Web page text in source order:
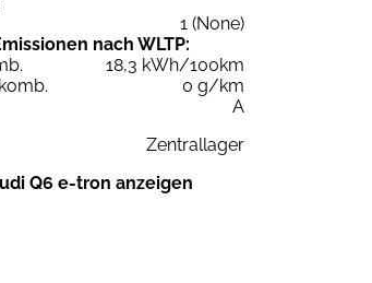
1 (None)
nach WLTP:
18,3 kWh/100km
0 g/km
A
Zentrallager
Q6 e-tron anzeigen